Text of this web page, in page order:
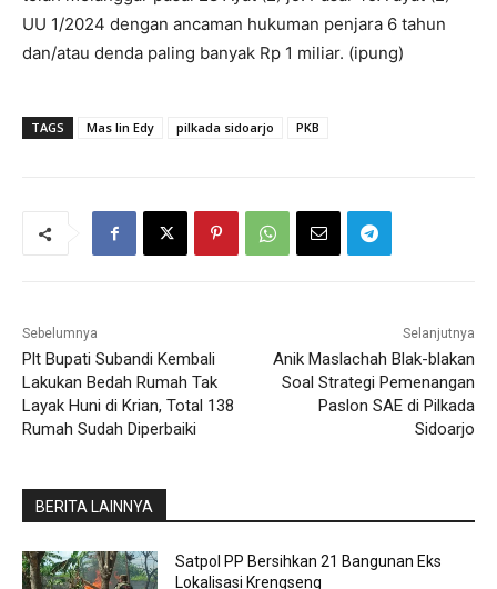
UU 1/2024 dengan ancaman hukuman penjara 6 tahun
dan/atau denda paling banyak Rp 1 miliar. (ipung)
TAGS Mas Iin Edy pilkada sidoarjo PKB
Sebelumnya
Plt Bupati Subandi Kembali
Lakukan Bedah Rumah Tak
Layak Huni di Krian, Total 138
Rumah Sudah Diperbaiki
Selanjutnya
Anik Maslachah Blak-blakan
Soal Strategi Pemenangan
Paslon SAE di Pilkada
Sidoarjo
BERITA LAINNYA
Satpol PP Bersihkan 21 Bangunan Eks
Lokalisasi Krengseng